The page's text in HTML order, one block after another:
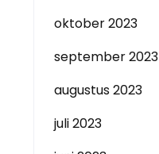
oktober 2023
september 2023
augustus 2023
juli 2023